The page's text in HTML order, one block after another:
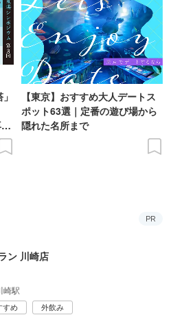
【東京】おすすめ大人デートス
ポット63選｜定番の遊び場から
隠れた名所まで
PR
ン 川崎店
崎駅
すめ 外飲み